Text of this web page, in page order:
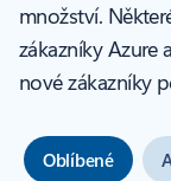
množství.
zákazníky Azure
nové zákazníky
Oblíbené